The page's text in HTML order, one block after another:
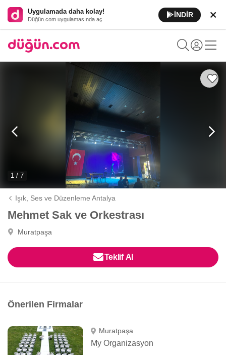
Uygulamada daha kolay!
Düğün.com uygulamasında aç
İNDİR
1 / 7
Işık, Ses ve Düzenleme Antalya
Mehmet Sak ve Orkestrası
Muratpaşa
Teklif Al
Önerilen Firmalar
Muratpaşa
My Organizasyon